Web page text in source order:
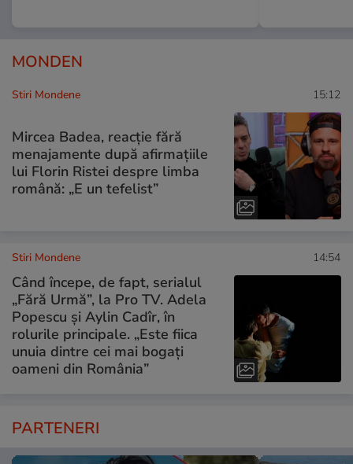
MONDEN
Stiri Mondene 15:12
Mircea Badea, reacție fără
menajamente după afirmațiile
lui Florin Ristei despre limba
română: „E un tefelist”
Stiri Mondene 14:54
Când începe, de fapt, serialul
„Fără Urmă”, la Pro TV. Adela
Popescu și Aylin Cadîr, în
rolurile principale. „Este fiica
unuia dintre cei mai bogați
oameni din România”
PARTENERI